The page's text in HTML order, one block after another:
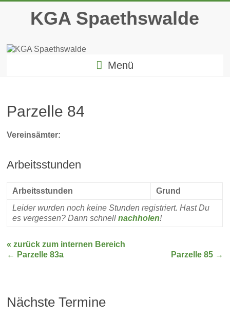
springenKGA Spaethswalde
Menü
Parzelle 84
Vereinsämter:
Arbeitsstunden
Arbeitsstunden
Grund
Leider wurden noch keine Stunden registriert. Hast Du
es vergessen? Dann schnellnachholen!
« zurück zum internen Bereich
← Parzelle 83a Parzelle 85 →
Nächste Termine